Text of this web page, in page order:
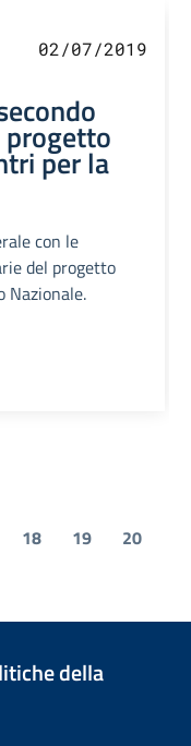
02/07/2019
per la
con le
del progetto
Nazionale.
18 19
20
della